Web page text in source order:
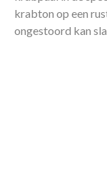
krabton op een
ongestoord kan